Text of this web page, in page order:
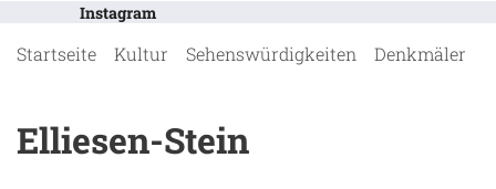
Instagram
Startseite Kultur Sehenswürdigkeiten Denkmäler
Elliesen-Stein